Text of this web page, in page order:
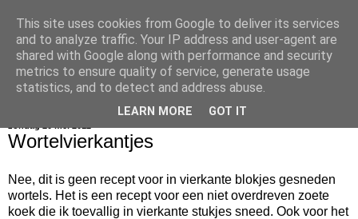
bijna net zo lekker als thuis
Wortelvierkantjes
Nee, dit is geen recept voor in vierkante blokjes gesneden
wortels. Het is een recept voor een niet overdreven zoete
koek die ik toevallig in vierkante stukjes sneed. Ook voor het
This site uses cookies from Google to deliver its services
and to analyze traffic. Your IP address and user-agent are
shared with Google along with performance and security
metrics to ensure quality of service, generate usage
statistics, and to detect and address abuse.
LEARN MORE GOT IT